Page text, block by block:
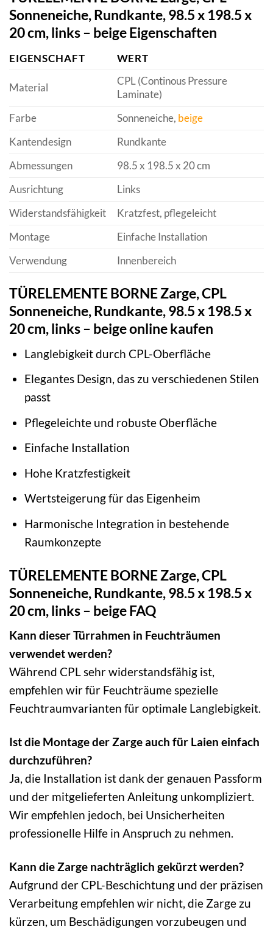
Sonneneiche, Rundkante, 98.5 x 198.5 x
20 cm, links – beige Eigenschaften
EIGENSCHAFT WERT
Material
CPL (Continous Pressure
Laminate)
Farbe
Sonneneiche, beige
Kantendesign
Rundkante
Abmessungen
98.5 x 198.5 x 20 cm
Ausrichtung
Links
Widerstandsfähigkeit
Kratzfest, pflegeleicht
Montage
Einfache Installation
Verwendung
Innenbereich
TÜRELEMENTE BORNE Zarge, CPL
Sonneneiche, Rundkante, 98.5 x 198.5 x
20 cm, links – beige online kaufen
Langlebigkeit durch CPL-Oberfläche
Elegantes Design, das zu verschiedenen Stilen
passt
Pflegeleichte und robuste Oberfläche
Einfache Installation
Hohe Kratzfestigkeit
Wertsteigerung für das Eigenheim
Harmonische Integration in bestehende
Raumkonzepte
TÜRELEMENTE BORNE Zarge, CPL
Sonneneiche, Rundkante, 98.5 x 198.5 x
20 cm, links – beige FAQ
Kann dieser Türrahmen in Feuchträumen
verwendet werden?
Während CPL sehr widerstandsfähig ist,
empfehlen wir für Feuchträume spezielle
Feuchtraumvarianten für optimale Langlebigkeit.
Ist die Montage der Zarge auch für Laien einfach
durchzuführen?
Ja, die Installation ist dank der genauen Passform
und der mitgelieferten Anleitung unkompliziert.
Wir empfehlen jedoch, bei Unsicherheiten
professionelle Hilfe in Anspruch zu nehmen.
Kann die Zarge nachträglich gekürzt werden?
Aufgrund der CPL-Beschichtung und der präzisen
Verarbeitung empfehlen wir nicht, die Zarge zu
kürzen, um Beschädigungen vorzubeugen und